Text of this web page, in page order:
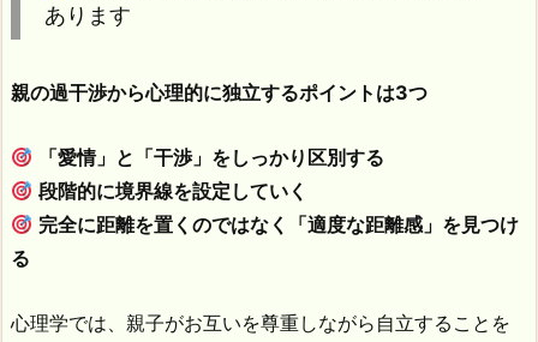
あります
親の過干渉から心理的に独立するポイントは3つ
「愛情」と「干渉」をしっかり区別する
段階的に境界線を設定していく
完全に距離を置くのではなく「適度な距離感」を見つけ
る
心理学では、親子がお互いを尊重しながら自立することを